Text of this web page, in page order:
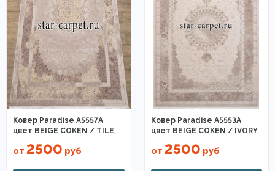
Ковер Paradise A5557A
цвет BEIGE COKEN / TILE
от 2500 руб
Ковер Paradise A5553A
цвет BEIGE COKEN / IVORY
от 2500 руб